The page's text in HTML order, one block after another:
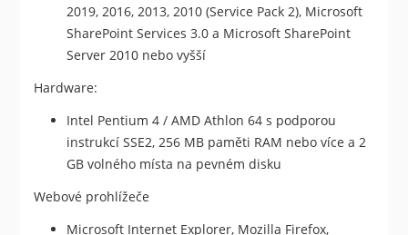
2019, 2016, 2013, 2010 (Service Pack 2), Microsoft
SharePoint Services 3.0 a Microsoft SharePoint
Server 2010 nebo vyšší
Hardware:
Intel Pentium 4 / AMD Athlon 64 s podporou
instrukcí SSE2, 256 MB paměti RAM nebo více a 2
GB volného místa na pevném disku
Webové prohlížeče
Microsoft Internet Explorer, Mozilla Firefox,